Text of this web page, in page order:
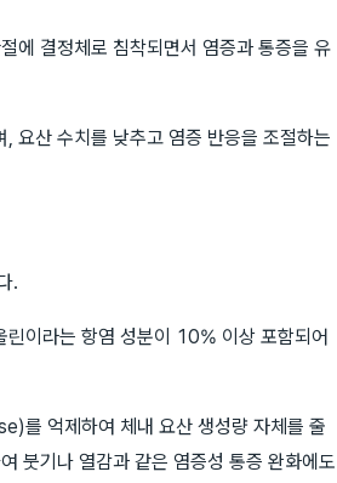
에 결정체로 침착되면서 염증과 통증을 유
요산 수치를 낮추고 염증 반응을 조절하는
.
린이라는 항염 성분이 10% 이상 포함되어
를 억제하여 체내 요산 생성량 자체를 줄
붓기나 열감과 같은 염증성 통증 완화에도